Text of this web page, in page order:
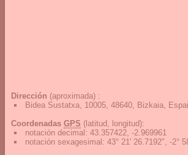
Dirección (aproximada) :
Bidea Sustatxa, 10005, 48640, Bizkaia,
Coordenadas GPS (latitud, longitud):
notación decimal : 43.357422, -2.969961
notación sexagesimal : 43° 21' 26.7192", -2°